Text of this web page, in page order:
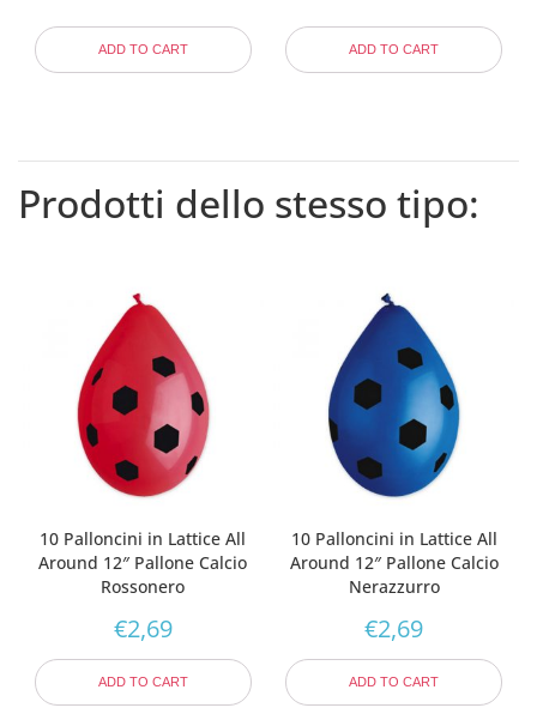
ADD TO CART ADD TO CART
Prodotti dello stesso tipo:
10 Palloncini in Lattice All
Around 12″ Pallone Calcio
Rossonero
€2,69
ADD TO CART
10 Palloncini in Lattice All
Around 12″ Pallone Calcio
Nerazzurro
€2,69
ADD TO CART